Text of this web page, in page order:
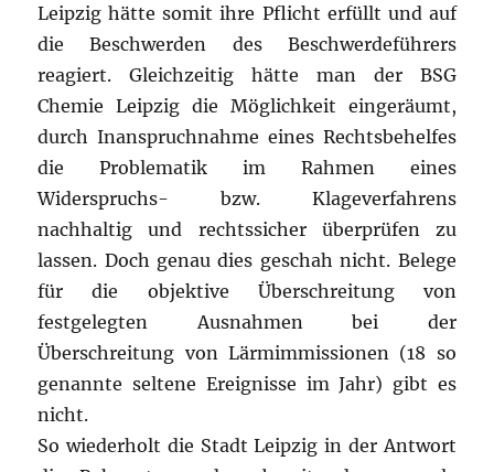
Leipzig hätte somit ihre Pflicht erfüllt und auf
die Beschwerden des Beschwerdeführers
reagiert. Gleichzeitig hätte man der BSG
Chemie Leipzig die Möglichkeit eingeräumt,
durch Inanspruchnahme eines Rechtsbehelfes
die Problematik im Rahmen eines
Widerspruchs- bzw. Klageverfahrens
nachhaltig und rechtssicher überprüfen zu
lassen. Doch genau dies geschah nicht. Belege
für die objektive Überschreitung von
festgelegten Ausnahmen bei der
Überschreitung von Lärmimmissionen (18 so
genannte seltene Ereignisse im Jahr) gibt es
nicht.
So wiederholt die Stadt Leipzig in der Antwort